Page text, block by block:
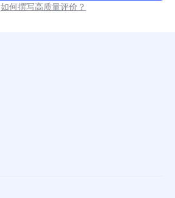
如何撰写高质量评价？